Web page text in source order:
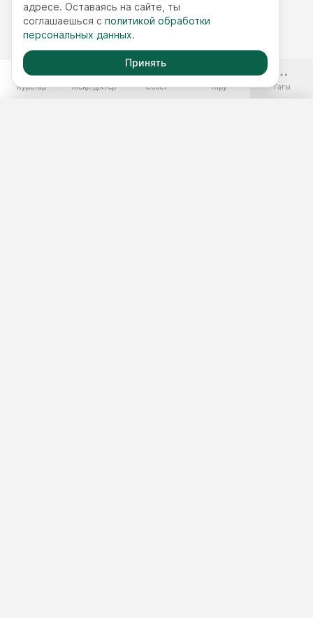
Курстар Жеңілдіктер Себет Кіру Тағы
адресе. Оставаясь на сайте, ты
соглашаешься с политикой обработки
персональных данных.
Принять